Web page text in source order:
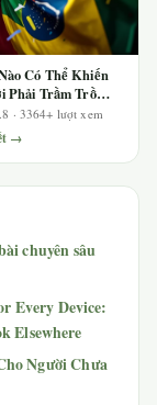
Có Thể Khiến
Phải Trầm Trồ
· 3364+ lượt xem
→
chuyên sâu
Every Device:
Elsewhere
Người Chưa